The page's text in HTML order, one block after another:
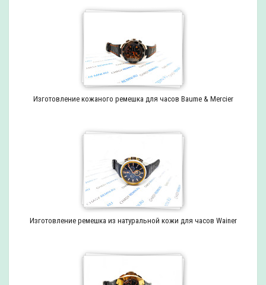
Изготовление кожаного ремешка для часов Baume & Mercier
Изготовление ремешка из натуральной кожи для часов Wainer